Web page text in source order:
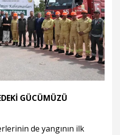
GÜCÜMÜZÜ
de yangının ilk